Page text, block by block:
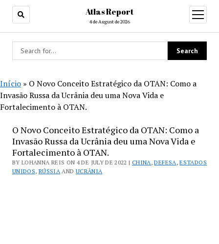
Atlas Report
4 de August de 2026
open
menu
Início » O Novo Conceito Estratégico da OTAN: Como a
Invasão Russa da Ucrânia deu uma Nova Vida e
Fortalecimento à OTAN.
O Novo Conceito Estratégico da OTAN: Como a
Invasão Russa da Ucrânia deu uma Nova Vida e
Fortalecimento à OTAN.
BY LOHANNA REIS ON 4 DE JULY DE 2022 | CHINA,DEFESA,ESTADOS
UNIDOS, RÚSSIAAND UCRÂNIA